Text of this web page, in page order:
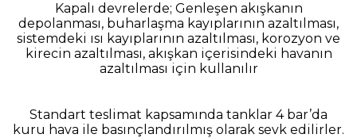
Kapalı devrelerde; Genleşen akışkanın
depolanması, buharlaşma kayıplarının azaltılması,
sistemdeki ısı kayıplarının azaltılması, korozyon ve
kirecin azaltılması, akışkan içerisindeki havanın
azaltılması için kullanılır
Standart teslimat kapsamında tanklar 4 bar’da
kuru hava ile basınçlandırılmış olarak sevk edilirler.